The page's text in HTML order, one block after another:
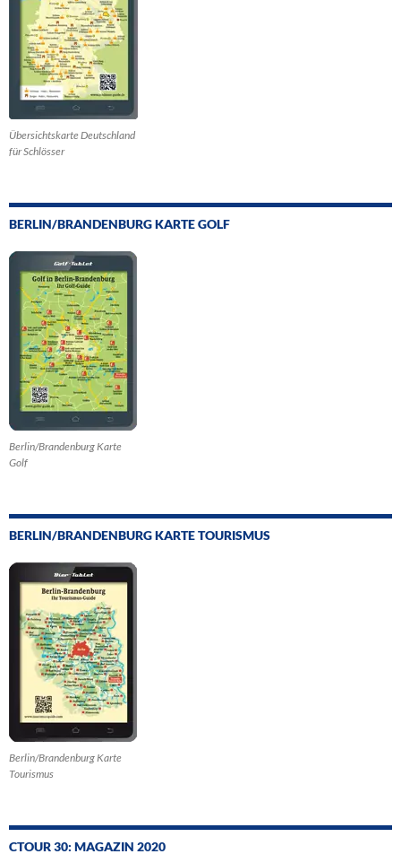
Übersichtskarte Deutschland
für Schlösser
BERLIN/BRANDENBURG KARTE GOLF
Berlin/Brandenburg Karte
Golf
BERLIN/BRANDENBURG KARTE TOURISMUS
Berlin/Brandenburg Karte
Tourismus
CTOUR 30: MAGAZIN 2020